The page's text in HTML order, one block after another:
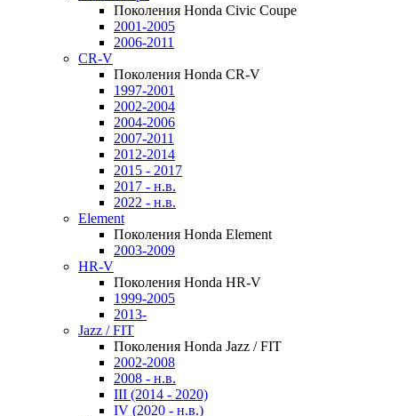
Поколения Honda Civic Coupe
2001-2005
2006-2011
CR-V
Поколения Honda CR-V
1997-2001
2002-2004
2004-2006
2007-2011
2012-2014
2015 - 2017
2017 - н.в.
2022 - н.в.
Element
Поколения Honda Element
2003-2009
HR-V
Поколения Honda HR-V
1999-2005
2013-
Jazz / FIT
Поколения Honda Jazz / FIT
2002-2008
2008 - н.в.
III (2014 - 2020)
IV (2020 - н.в.)